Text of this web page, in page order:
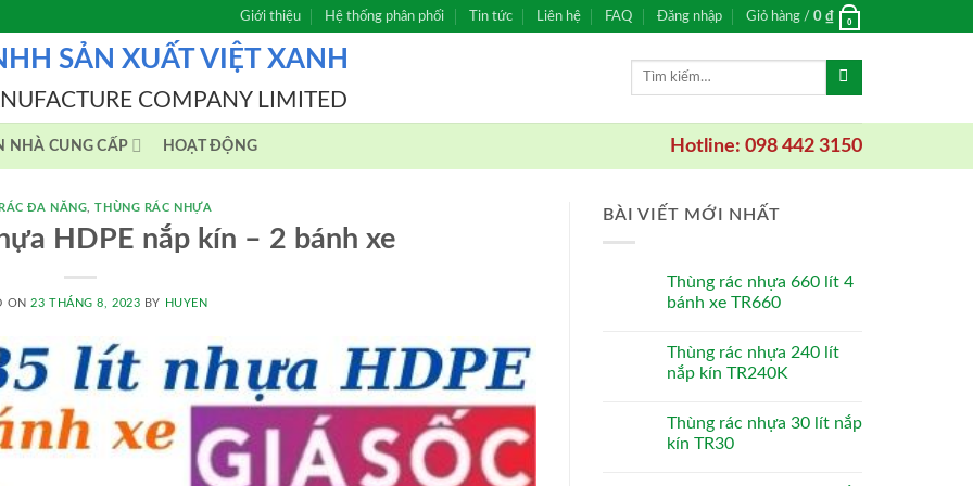
Giới thiệu Hệ thống phân phối Tin tức Liên hệ FAQ Đăng nhập Giỏ hàng / 0 ₫ 0
SẢN XUẤT VIỆT XANH
COMPANY LIMITED
Tìm
NHÀ CUNG CẤP HOẠT ĐỘNG Hotline: 098 442 3150
ĐA NĂNG ,THÙNG RÁC NHỰA
HDPE nắp kín – 2 bánh xe
ON23 THÁNG 8, 2023 BY HUYEN
BÀI VIẾT MỚI NHẤT
Thùng rác nhựa 660 lít 4
bánh xe TR660
Thùng rác nhựa 240 lít
nắp kín TR240K
Thùng rác nhựa 30 lít nắp
kín TR30